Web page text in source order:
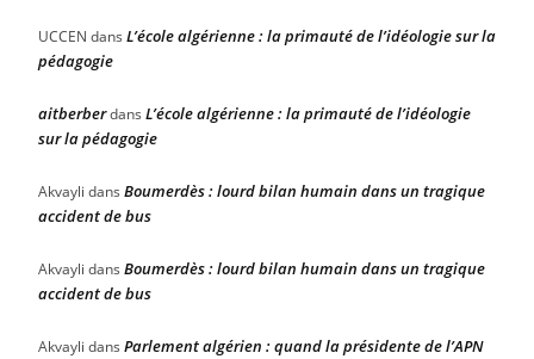
UCCEN dans L’école algérienne : la primauté de l’idéologie sur la
pédagogie
aitberberdans L’école algérienne : la primauté de l’idéologie
sur la pédagogie
Akvayli dans Boumerdès : lourd bilan humain dans un tragique
accident de bus
Akvayli dans Boumerdès : lourd bilan humain dans un tragique
accident de bus
Akvayli dans Parlement algérien : quand la présidente de l’APN